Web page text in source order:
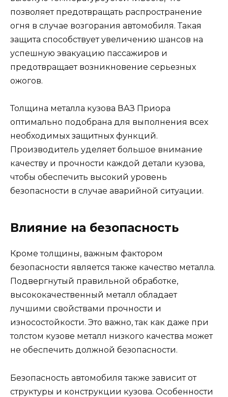
позволяет предотвращать распространение
огня в случае возгорания автомобиля. Такая
защита способствует увеличению шансов на
успешную эвакуацию пассажиров и
предотвращает возникновение серьезных
ожогов.
Толщина металла кузова ВАЗ Приора
оптимально подобрана для выполнения всех
необходимых защитных функций.
Производитель уделяет большое внимание
качеству и прочности каждой детали кузова,
чтобы обеспечить высокий уровень
безопасности в случае аварийной ситуации.
Влияние на безопасность
Кроме толщины, важным фактором
безопасности является также качество металла.
Подвергнутый правильной обработке,
высококачественный металл обладает
лучшими свойствами прочности и
износостойкости. Это важно, так как даже при
толстом кузове металл низкого качества может
не обеспечить должной безопасности.
Безопасность автомобиля также зависит от
структуры и конструкции кузова. Особенности